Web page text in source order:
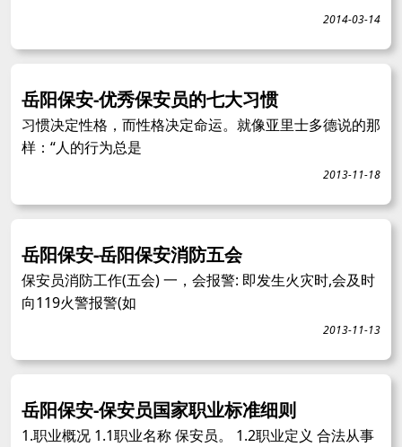
2014-03-14
岳阳保安-优秀保安员的七大习惯
习惯决定性格，而性格决定命运。就像亚里士多德说的那
样：“人的行为总是
2013-11-18
岳阳保安-岳阳保安消防五会
保安员消防工作(五会) 一，会报警: 即发生火灾时,会及时
向119火警报警(如
2013-11-13
岳阳保安-保安员国家职业标准细则
1.职业概况 1.1职业名称 保安员。 1.2职业定义 合法从事